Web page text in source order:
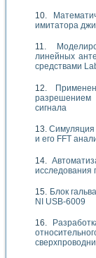
имитатора
линейных
средствами
сигнала
Симуляция
и его FFT
исследования
Блок
NI USB-6009